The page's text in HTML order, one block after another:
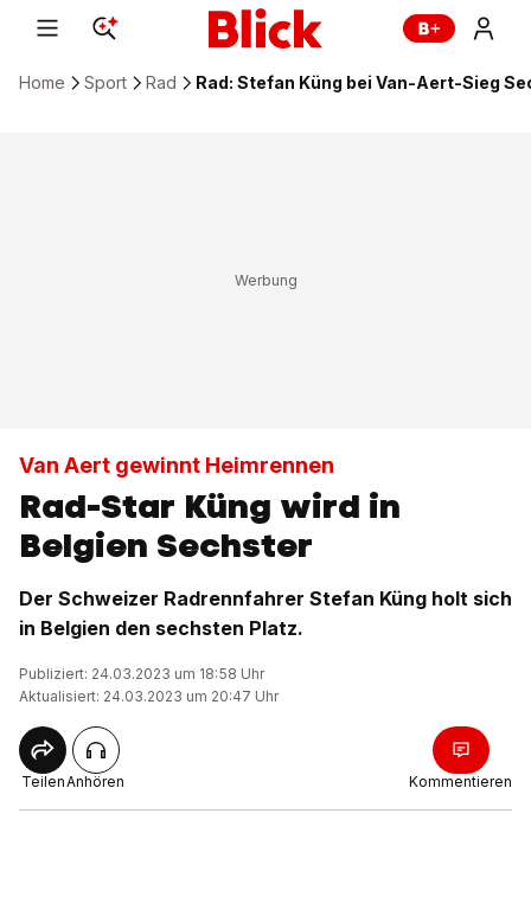
Home Sport Rad Rad: Stefan Küng bei Van-Aert-Sieg
Van Aert gewinnt Heimrennen
Rad-Star Küng wird in
Belgien Sechster
Der Schweizer Radrennfahrer Stefan Küng holt sich
in Belgien den sechsten Platz.
Publiziert: 24.03.2023 um 18:58 Uhr
Aktualisiert: 24.03.2023 um 20:47 Uhr
TeilenAnhören Kommentieren